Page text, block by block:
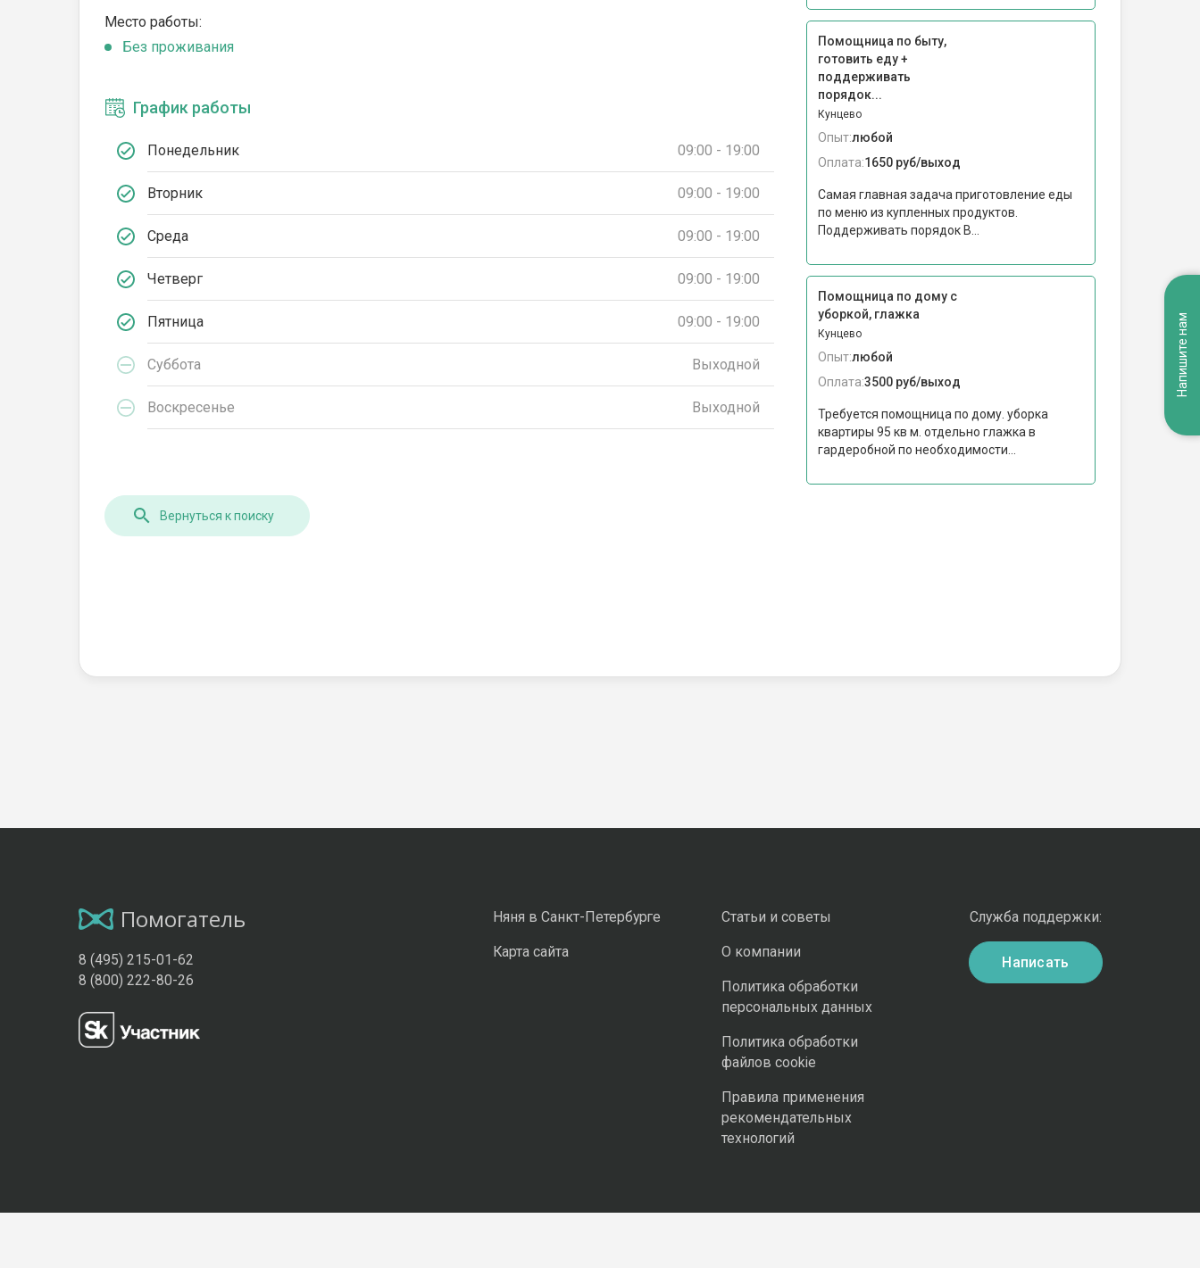
Место работы:
Без проживания
График работы
Понедельник 09:00 - 19:00
Вторник 09:00 - 19:00
Среда 09:00 - 19:00
Четверг 09:00 - 19:00
Пятница 09:00 - 19:00
Суббота Выходной
Воскресенье Выходной
Помощница по быту,
готовить еду +
поддерживать
порядок...
Кунцево
Опыт:любой
Оплата:1650 руб/выход
Самая главная задача приготовление еды
по меню из купленных продуктов.
Поддерживать порядок В...
Помощница по дому с
уборкой, глажка
Кунцево
Опыт:любой
Оплата:3500 руб/выход
Требуется помощница по дому. уборка
квартиры 95 кв м. отдельно глажка в
гардеробной по необходимости...
Вернуться к поиску
Помогатель
8 (495) 215-01-62
8 (800) 222-80-26
Няня в Санкт-Петербурге
Карта сайта
Статьи и советы
О компании
Политика обработки
персональных данных
Политика обработки
файлов cookie
Правила применения
рекомендательных
технологий
Служба поддержки:
Написать
Напишите нам